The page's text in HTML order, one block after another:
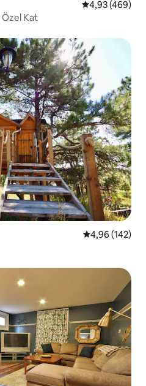
5 üzerinden
4,93 (469)
Özel Kat
beğenilenler arasında
5 üzerinden
4,96 (142)